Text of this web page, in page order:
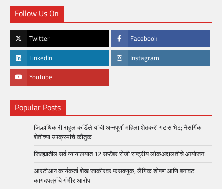
Follow Us On
Twitter Facebook
LinkedIn Instagram
YouTube
Popular Posts
जिल्हाधिकारी राहुल कर्डिले यांची अन्नपूर्णा महिला शेतकरी गटास भेट; नैसर्गिक
शेतीच्या उपक्रमांचे कौतुक
जिल्ह्यातील सर्व न्यायालयात 12 सप्टेंबर रोजी राष्ट्रीय लोकअदालतीचे आयोजन
आरटीआय कार्यकर्ता शेख जाकीरवर फसवणूक, लैंगिक शोषण आणि बनावट
कागदपत्रांचे गंभीर आरोप